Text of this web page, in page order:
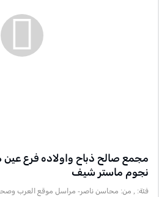
مجمع صالح ذباح واولاده فرع
نجوم ماستر شيف
فئة: